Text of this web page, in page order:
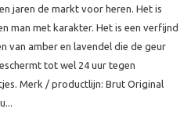
jaren de markt voor heren. Het is
man met karakter. Het is een verfijnd
van amber en lavendel die de geur
tot wel 24 uur tegen
Merk / productlijn: Brut Original